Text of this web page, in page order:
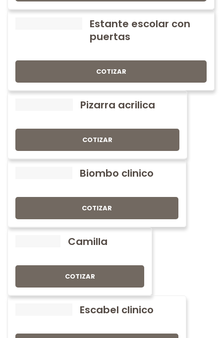
Estante escolar con
puertas
COTIZAR
Pizarra acrilica
COTIZAR
Biombo clinico
COTIZAR
Camilla
COTIZAR
Escabel clinico